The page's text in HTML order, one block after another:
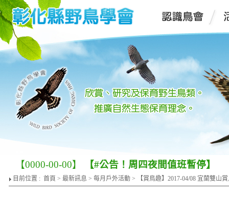
【0000-00-00】 【#公告！周四夜間值班暫停】
目前位置 : 首頁 >最新訊息 >每月戶外活動 > 【賞鳥趣】2017-04/08 宜蘭雙山